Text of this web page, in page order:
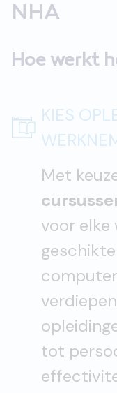
NHA
Hoe werkt
KIES
Met
voor elke
tot